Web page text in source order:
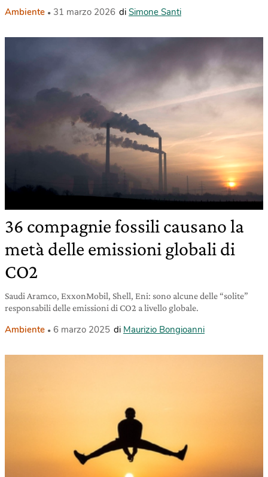
Ambiente 31 marzo 2026 di Simone Santi
36 compagnie fossili causano la
metà delle emissioni globali di
CO2
Saudi Aramco, ExxonMobil, Shell, Eni: sono alcune delle “solite”
responsabili delle emissioni di CO2 a livello globale.
Ambiente 6 marzo 2025 di Maurizio Bongioanni